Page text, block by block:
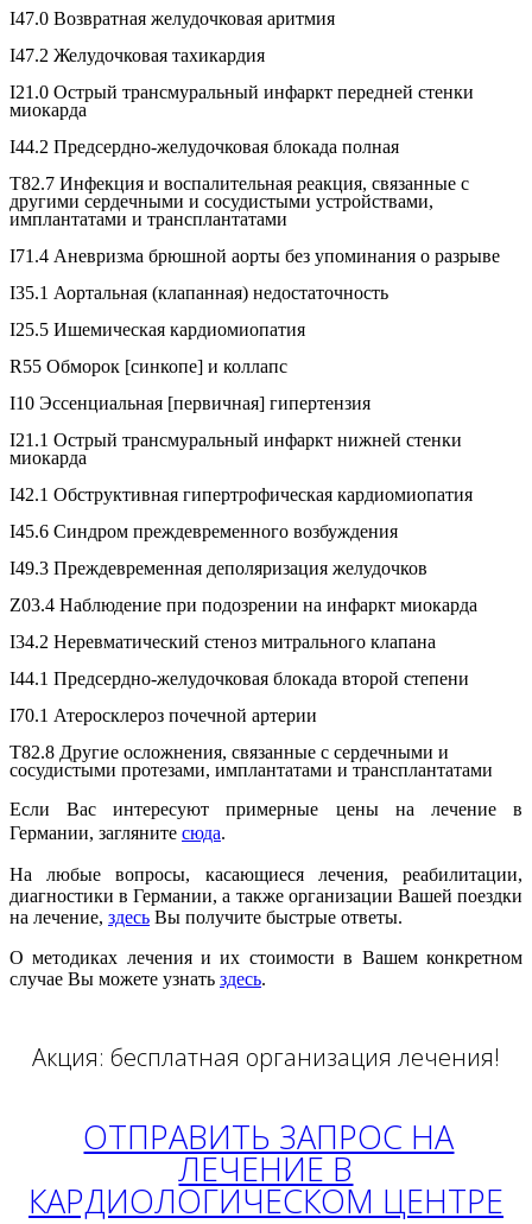
I47.0 Возвратная желудочковая аритмия
I47.2 Желудочковая тахикардия
I21.0 Острый трансмуральный инфаркт передней стенки
миокарда
I44.2 Предсердно-желудочковая блокада полная
T82.7 Инфекция и воспалительная реакция, связанные с
другими сердечными и сосудистыми устройствами,
имплантатами и трансплантатами
I71.4 Аневризма брюшной аорты без упоминания о разрыве
I35.1 Аортальная (клапанная) недостаточность
I25.5 Ишемическая кардиомиопатия
R55 Обморок [синкопе] и коллапс
I10 Эссенциальная [первичная] гипертензия
I21.1 Острый трансмуральный инфаркт нижней стенки
миокарда
I42.1 Обструктивная гипертрофическая кардиомиопатия
I45.6 Синдром преждевременного возбуждения
I49.3 Преждевременная деполяризация желудочков
Z03.4 Наблюдение при подозрении на инфаркт миокарда
I34.2 Неревматический стеноз митрального клапана
I44.1 Предсердно-желудочковая блокада второй степени
I70.1 Атеросклероз почечной артерии
T82.8 Другие осложнения, связанные с сердечными и
сосудистыми протезами, имплантатами и трансплантатами
Если Вас интересуют примерные цены на лечение в
Германии, загляните сюда.
На любые вопросы, касающиеся лечения, реабилитации,
диагностики в Германии, а также организации Вашей поездки
на лечение, здесь Вы получите быстрые ответы.
О методиках лечения и их стоимости в Вашем конкретном
случае Вы можете узнать здесь.
Акция: бесплатная организация лечения!
ОТПРАВИТЬ ЗАПРОС НА
ЛЕЧЕНИЕ В
КАРДИОЛОГИЧЕСКОМ ЦЕНТРЕ